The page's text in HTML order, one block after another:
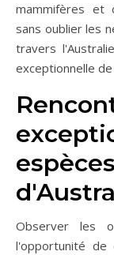
mammifères et
sans oublier les
travers
exceptionnelle
Observer les
l'opportunité de